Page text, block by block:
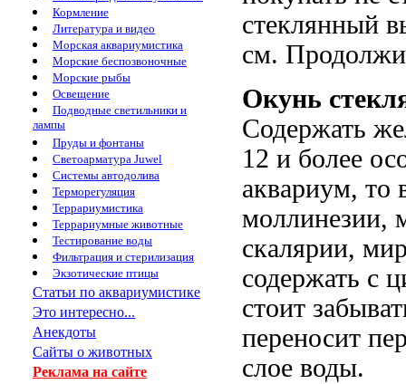
Кормление
Литература и видео
Морская аквариумистика
Морские беспозвоночные
Морские рыбы
Освещение
Подводные светильники и
лампы
Пруды и фонтаны
Светоарматура Juwel
Системы автодолива
Терморегуляция
Террариумистика
Террариумные животные
Тестирование воды
Фильтрация и стерилизация
Экзотические птицы
Статьи по аквариумистике
Это интересно...
Анекдоты
Сайты о животных
Реклама на сайте
стеклянный
см.
Окунь
Содержать
12 и более
аквариум, то
моллинезии,
скалярии,
содержать с
стоит
переносит
слое воды.